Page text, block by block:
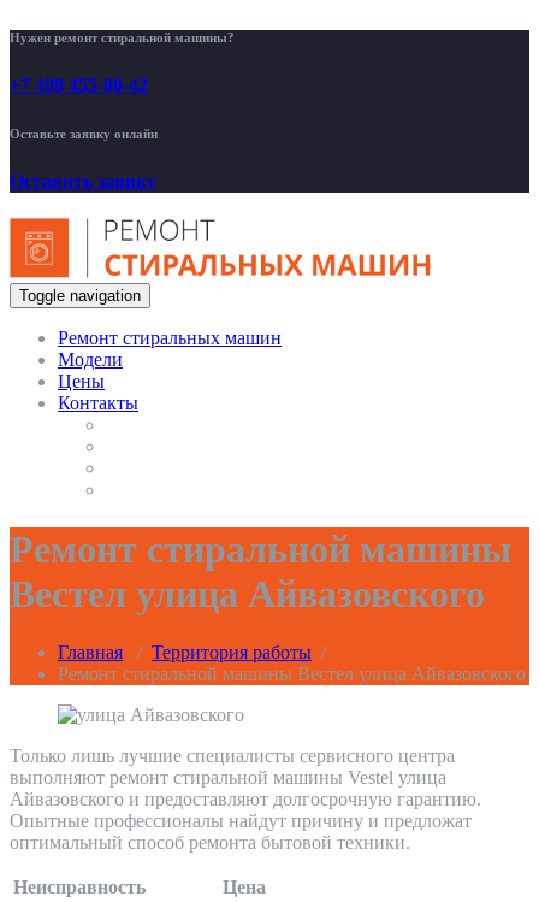
Нужен ремонт стиральной машины?
+7 499 455-00-42
Оставьте заявку онлайн
Оставить заявку
Toggle navigation
Ремонт стиральных машин
Модели
Цены
Контакты
Ремонт стиральной машины
Вестел улица Айвазовского
Главная / Территория работы /
Ремонт стиральной машины Вестел улица Айвазовского
Только лишь лучшие специалисты сервисного центра
выполняют ремонт стиральной машины Vestel улица
Айвазовского и предоставляют долгосрочную гарантию.
Опытные профессионалы найдут причину и предложат
оптимальный способ ремонта бытовой техники.
Неисправность
Цена